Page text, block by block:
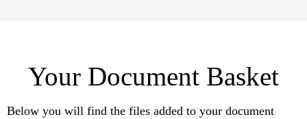
Your Document Basket
Below you will find the files added to your document